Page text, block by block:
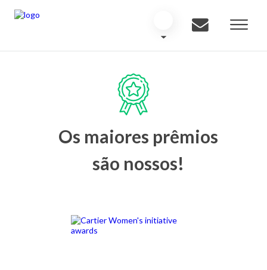
Os maiores prêmios
são nossos!